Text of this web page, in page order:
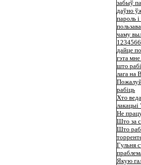
забыў
даўно
пароль
чаму
1234566
дайце
гэта
што
лага на
рабіць
Хто
лакацыі
Не
Што за
Што
Гульня
Якую